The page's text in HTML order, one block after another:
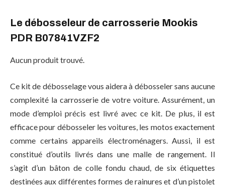
Le débosseleur de carrosserie Mookis
PDR B07841VZF2
Aucun produit trouvé.
Ce kit de débosselage vous aidera à débosseler sans aucune
complexité la carrosserie de votre voiture. Assurément, un
mode d’emploi précis est livré avec ce kit. De plus, il est
efficace pour débosseler les voitures, les motos exactement
comme certains appareils électroménagers. Aussi, il est
constitué d’outils livrés dans une malle de rangement. Il
s’agit d’un bâton de colle fondu chaud, de six étiquettes
destinées aux différentes formes de rainures et d’un pistolet